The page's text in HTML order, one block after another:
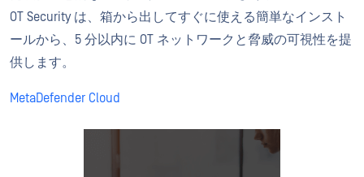
OT Security は、箱から出してすぐに使える簡単なインスト
ールから、5 分以内に OT ネットワークと脅威の可視性を提
供します。
MetaDefender Cloud